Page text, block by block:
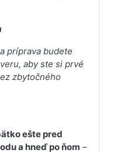
príprava budete
aby ste si prvé
zbytočného
ešte pred
a hneď po ňom –